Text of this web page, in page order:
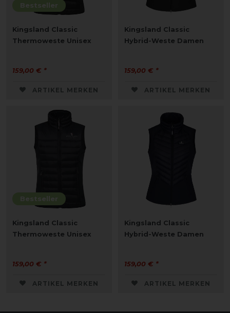
Bestseller
Kingsland Classic
Thermoweste Unisex
159,00 € *
ARTIKEL MERKEN
Kingsland Classic
Hybrid-Weste Damen
159,00 € *
ARTIKEL MERKEN
Bestseller
Kingsland Classic
Thermoweste Unisex
159,00 € *
ARTIKEL MERKEN
Kingsland Classic
Hybrid-Weste Damen
159,00 € *
ARTIKEL MERKEN